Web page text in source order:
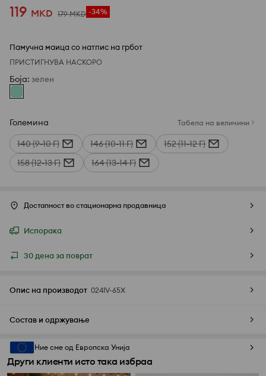
119 MKD 179 MKD -34%
Памучна маица со натпис на грбот
ПРИСТИГНУВА НАСКОРО
Боја: зелен
Големина Табела на величини
140 (9-10 Г) 146 (10-11 Г)
152 (11-12 Г)
158 (12-13 Г)
164 (13-14 Г)
Достапност во стационарна продавница
Испорака
30 дена за поврат
Опис на производот 024IV-65X
Состав и одржување
Ние сме од Европска Унија
Други клиенти исто така избраа